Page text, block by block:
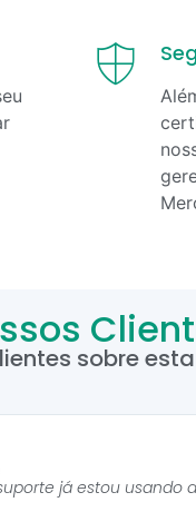
sobre
já estou usando